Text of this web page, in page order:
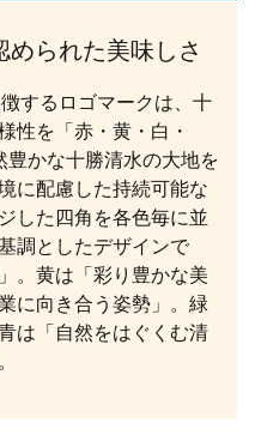
られた美味しさ
するロゴマークは、十
性を「赤・黄・白・
かな十勝清水の大地を
に配慮した持続可能な
した四角を各色毎に並
調としたデザインで
。黄は「彩り豊かな美
に向き合う姿勢」。緑
は「自然をはぐくむ清